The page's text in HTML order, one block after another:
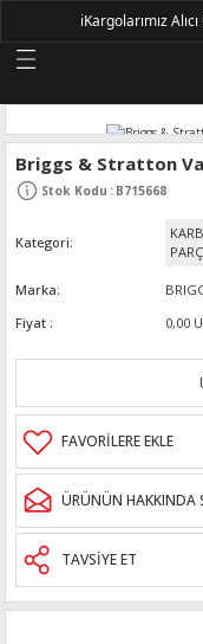
KASNAKLI ALTERNATÖRLER
Briggs & Stratton
Stok Kodu : B715668
Kategori
Marka
Fiyat
0,00
ÜRÜNÜN HAKKINDA
TAVSİYE ET
ℹ️Kargolarımız